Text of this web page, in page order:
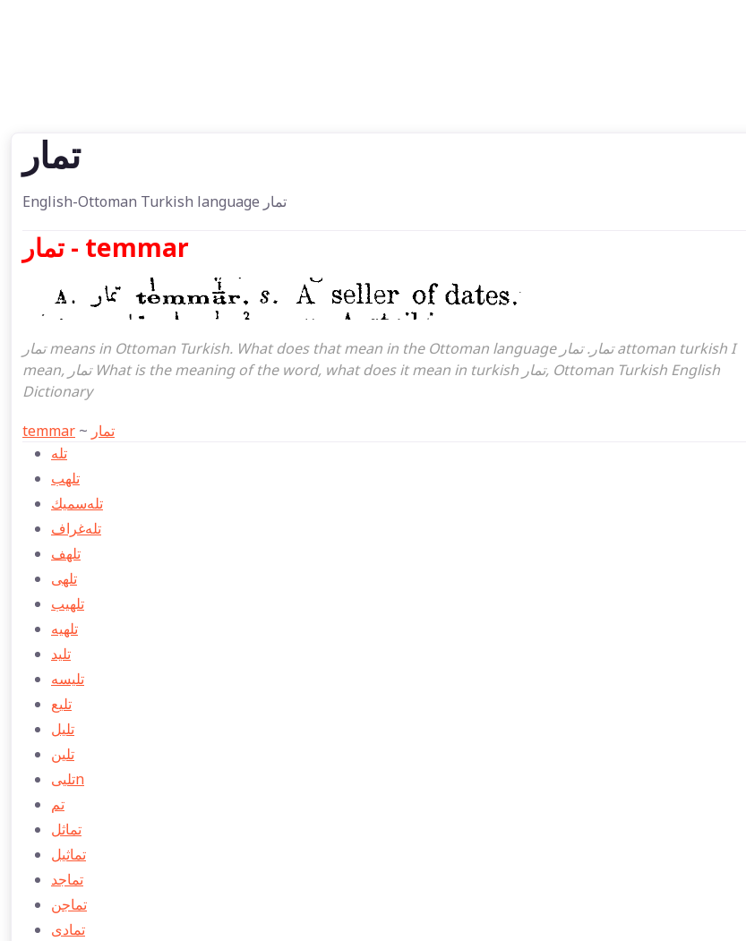
تمار
English-Ottoman Turkish language تمار
تمار - temmar
تمار means in Ottoman Turkish. What does that mean in the Ottoman language تمار. تمار attoman turkish I
mean, تمار What is the meaning of the word, what does it mean in turkish تمار, Ottoman Turkish English
Dictionary
temmar ~ تمار
تله
تلهب
تله‌سمیك
تله‌غراف
تلهف
تلهی
تلهیب
تلهيه
تلید
تلیسه
تلیع
تلیل
تلین
تلییn
تم
تماثل
تماثیل
تماجد
تماجن
تمادی